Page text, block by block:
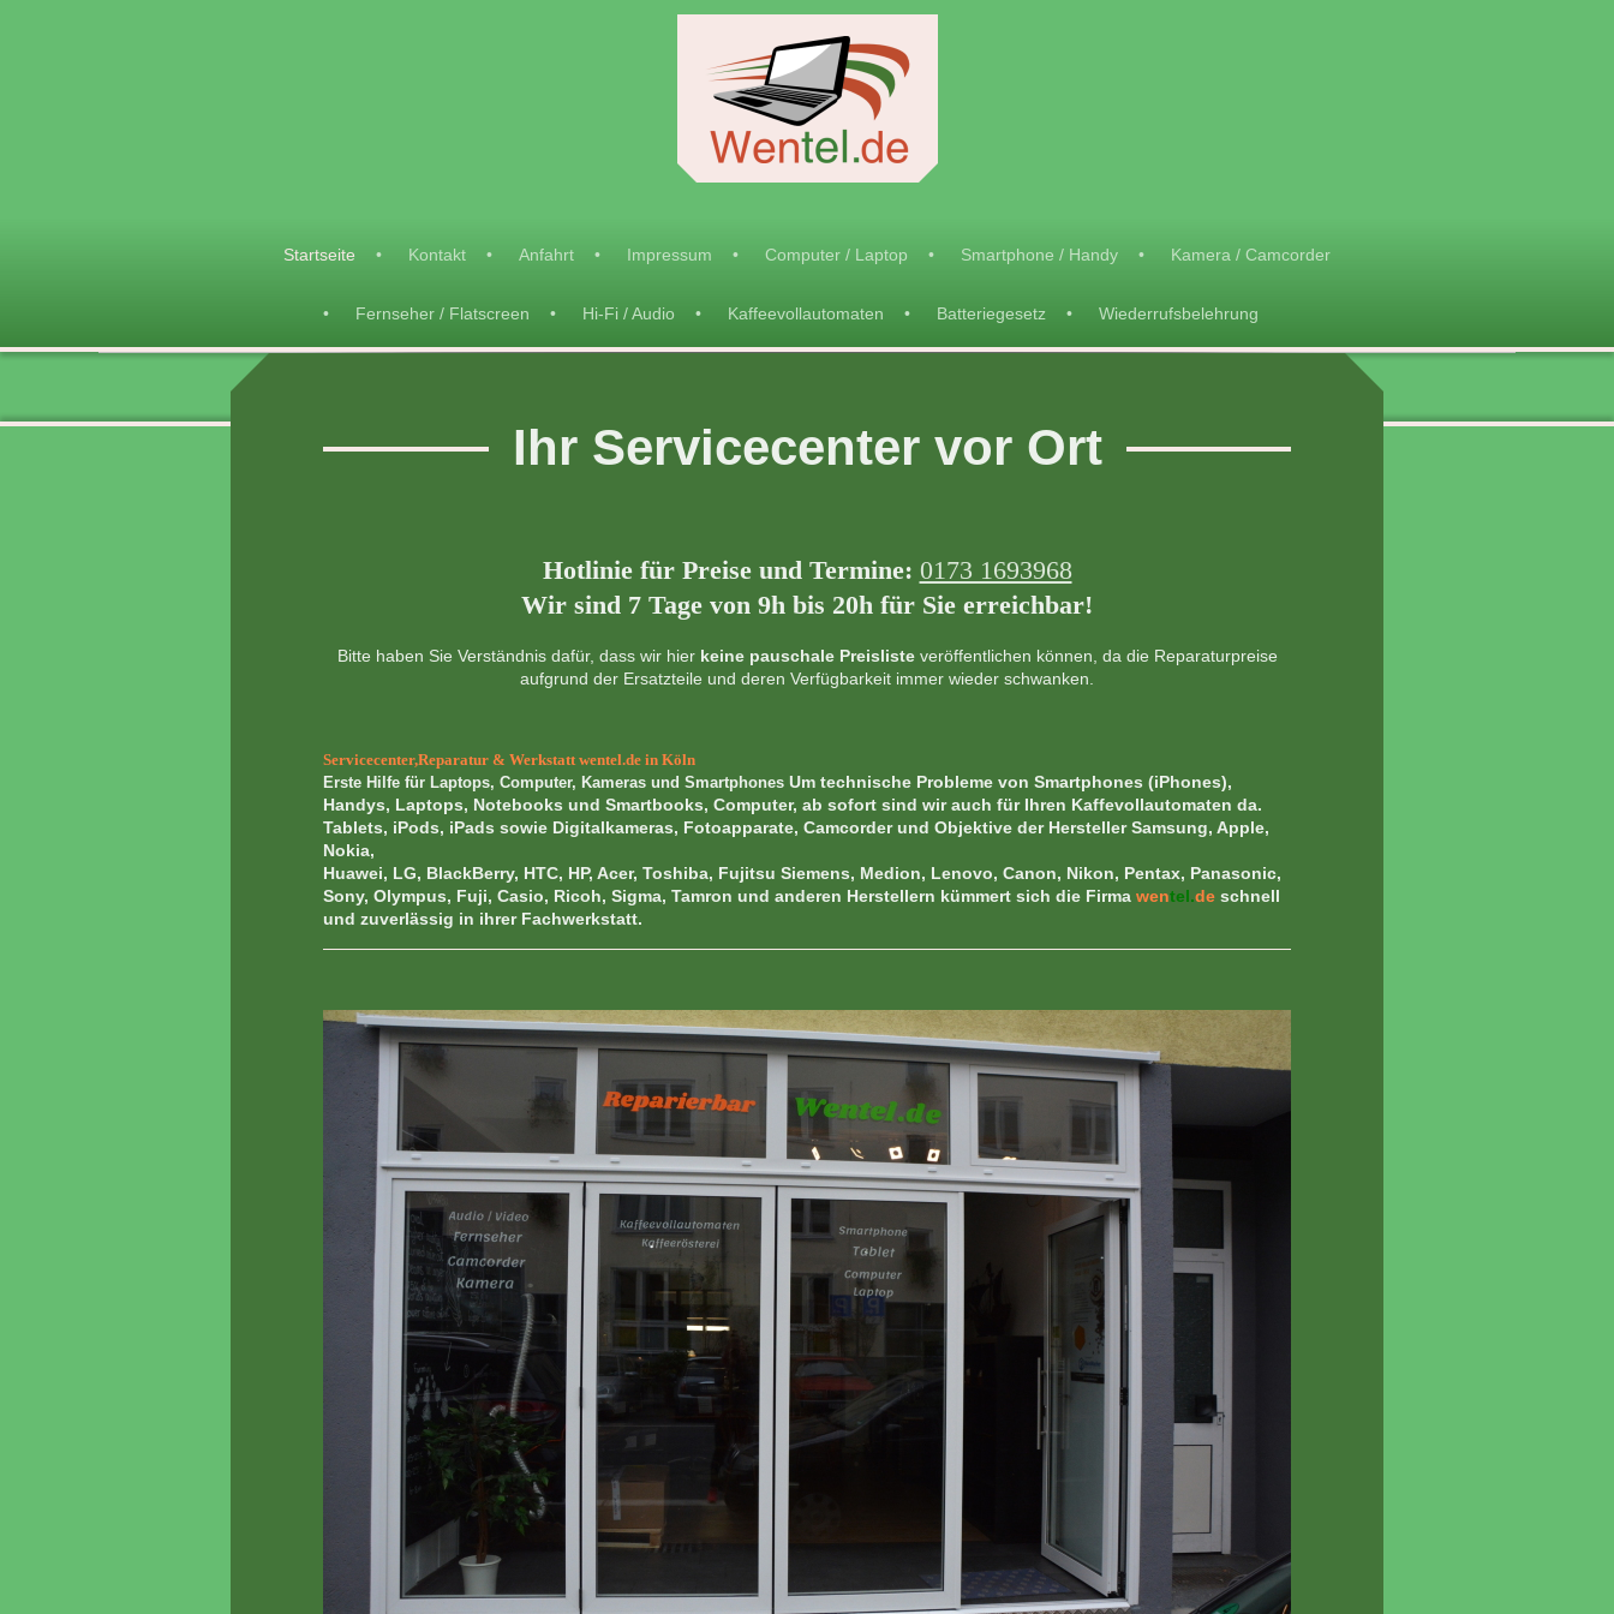
Startseite Kontakt Anfahrt Impressum Computer / Laptop Smartphone / Handy Kamera / Camcorder
Fernseher / Flatscreen Hi-Fi / Audio Kaffeevollautomaten Batteriegesetz Wiederrufsbelehrung
Dieter Wendel
Ihr Servicecenter vor Ort
Hotlinie für Preise und Termine: 0173 1693968
Wir sind 7 Tage von 9h bis 20h für Sie erreichbar!
Bitte haben Sie Verständnis dafür, dass wir hier keine pauschale Preislisteveröffentlichen können, da die Reparaturpreise
aufgrund der Ersatzteile und deren Verfügbarkeit immer wieder schwanken.
Servicecenter,Reparatur & Werkstatt wentel.de in Köln
Erste Hilfe für Laptops, Computer, Kameras und Smartphones Um technische Probleme von Smartphones (iPhones),
Handys, Laptops, Notebooks und Smartbooks, Computer, ab sofort sind wir auch für Ihren Kaffevollautomaten da.
Tablets, iPods, iPads sowie Digitalkameras, Fotoapparate, Camcorder und Objektive der Hersteller Samsung, Apple,
Nokia,
Huawei, LG, BlackBerry, HTC, HP, Acer, Toshiba, Fujitsu Siemens, Medion, Lenovo, Canon, Nikon, Pentax, Panasonic,
Sony, Olympus, Fuji, Casio, Ricoh, Sigma, Tamron und anderen Herstellern kümmert sich die Firma wentel.deschnell
und zuverlässig in ihrer Fachwerkstatt.